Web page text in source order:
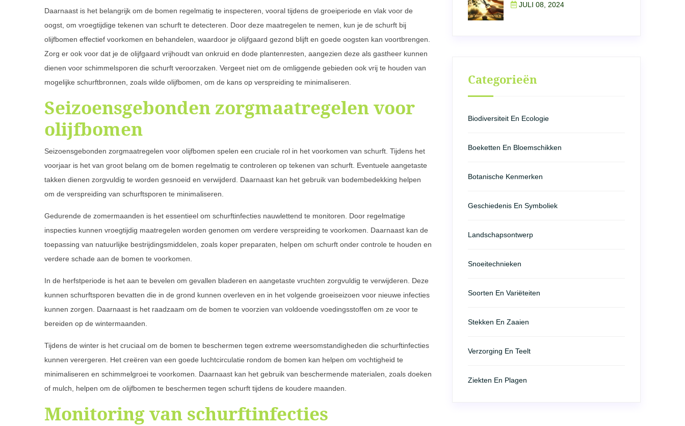
Daarnaast is het belangrijk om de bomen regelmatig te inspecteren, vooral tijdens de groeiperiode en vlak voor de
oogst, om vroegtijdige tekenen van schurft te detecteren. Door deze maatregelen te nemen, kun je de schurft bij
olijfbomen effectief voorkomen en behandelen, waardoor je olijfgaard gezond blijft en goede oogsten kan voortbrengen.
Zorg er ook voor dat je de olijfgaard vrijhoudt van onkruid en dode plantenresten, aangezien deze als gastheer kunnen
dienen voor schimmelsporen die schurft veroorzaken. Vergeet niet om de omliggende gebieden ook vrij te houden van
mogelijke schurftbronnen, zoals wilde olijfbomen, om de kans op verspreiding te minimaliseren.
Seizoensgebonden zorgmaatregelen voor
olijfbomen
Seizoensgebonden zorgmaatregelen voor olijfbomen spelen een cruciale rol in het voorkomen van schurft. Tijdens het
voorjaar is het van groot belang om de bomen regelmatig te controleren op tekenen van schurft. Eventuele aangetaste
takken dienen zorgvuldig te worden gesnoeid en verwijderd. Daarnaast kan het gebruik van bodembedekking helpen
om de verspreiding van schurftsporen te minimaliseren.
Gedurende de zomermaanden is het essentieel om schurftinfecties nauwlettend te monitoren. Door regelmatige
inspecties kunnen vroegtijdig maatregelen worden genomen om verdere verspreiding te voorkomen. Daarnaast kan de
toepassing van natuurlijke bestrijdingsmiddelen, zoals koper preparaten, helpen om schurft onder controle te houden en
verdere schade aan de bomen te voorkomen.
In de herfstperiode is het aan te bevelen om gevallen bladeren en aangetaste vruchten zorgvuldig te verwijderen. Deze
kunnen schurftsporen bevatten die in de grond kunnen overleven en in het volgende groeiseizoen voor nieuwe infecties
kunnen zorgen. Daarnaast is het raadzaam om de bomen te voorzien van voldoende voedingsstoffen om ze voor te
bereiden op de wintermaanden.
Tijdens de winter is het cruciaal om de bomen te beschermen tegen extreme weersomstandigheden die schurftinfecties
kunnen verergeren. Het creëren van een goede luchtcirculatie rondom de bomen kan helpen om vochtigheid te
minimaliseren en schimmelgroei te voorkomen. Daarnaast kan het gebruik van beschermende materialen, zoals doeken
of mulch, helpen om de olijfbomen te beschermen tegen schurft tijdens de koudere maanden.
Monitoring van schurftinfecties
JULI 08, 2024
Categorieën
Biodiversiteit En Ecologie
Boeketten En Bloemschikken
Botanische Kenmerken
Geschiedenis En Symboliek
Landschapsontwerp
Snoeitechnieken
Soorten En Variëteiten
Stekken En Zaaien
Verzorging En Teelt
Ziekten En Plagen